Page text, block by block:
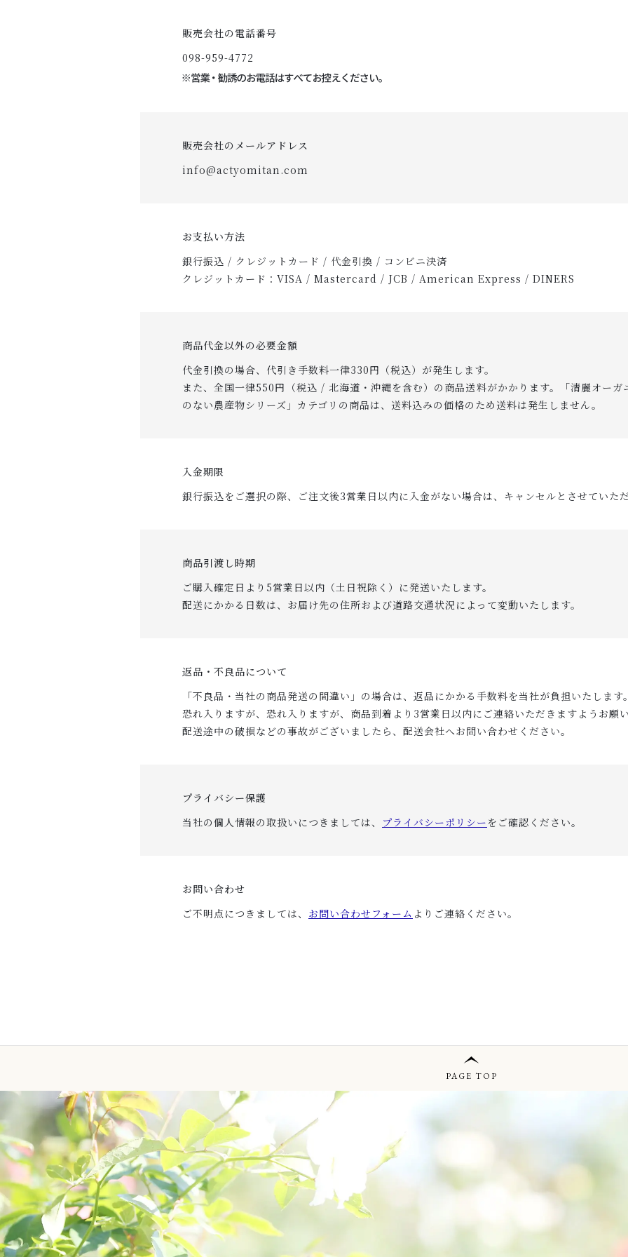
販売会社の電話番号
098-959-4772
販売会社のメールアドレス
info@actyomitan.com
お支払い方法
銀行振込 / クレジットカード / 代金引換 / コンビニ決済
クレジットカード：VISA / Mastercard / JCB / American Express / DINERS
商品代金以外の必要金額
代金引換の場合、代引き手数料一律330円（税込）が発生します。
また、全国一律550円（税込 / 北海道・沖縄を含む）の商品送料がかかります。「清麗オーガ
のない農産物シリーズ」カテゴリの商品は、送料込みの価格のため送料は発生しません。
入金期限
銀行振込をご選択の際、ご注文後3営業日以内に入金がない場合は、キャンセルとさせていただ
商品引渡し時期
ご購入確定日より5営業日以内（土日祝除く）に発送いたします。
配送にかかる日数は、お届け先の住所および道路交通状況によって変動いたします。
返品・不良品について
「不良品・当社の商品発送の間違い」の場合は、返品にかかる手数料を当社が負担いたします。
恐れ入りますが、恐れ入りますが、商品到着より3営業日以内にご連絡いただきますようお願い
配送途中の破損などの事故がございましたら、配送会社へお問い合わせください。
プライバシー保護
当社の個人情報の取扱いにつきましては、 プライバシーポリシー をご確認ください。
お問い合わせ
ご不明点につきましては、 お問い合わせフォーム よりご連絡ください。
PAGE TOP